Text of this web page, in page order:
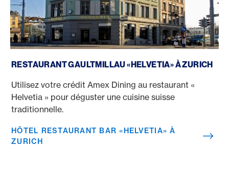
RESTAURANT GAULTMILLAU «HELVETIA» À ZURICH
Utilisez votre crédit Amex Dining au restaurant «
Helvetia » pour déguster une cuisine suisse
traditionnelle.
HÔTEL RESTAURANT BAR «HELVETIA» À
ZURICH